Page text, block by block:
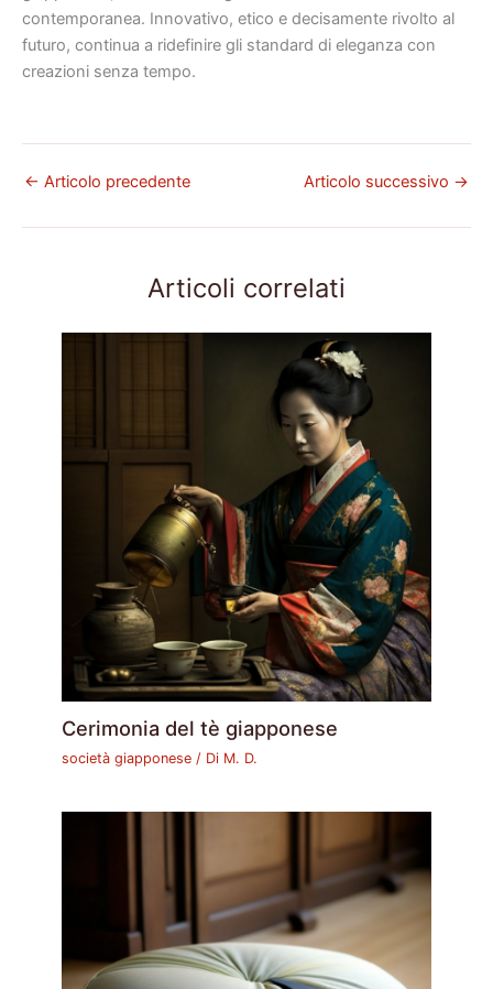
contemporanea. Innovativo, etico e decisamente rivolto al
futuro, continua a ridefinire gli standard di eleganza con
creazioni senza tempo.
← Articolo precedente Articolo successivo →
Articoli correlati
Cerimonia del tè giapponese
società giapponese / Di M. D.